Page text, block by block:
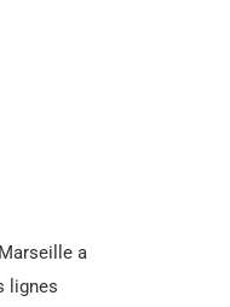
a
lignes